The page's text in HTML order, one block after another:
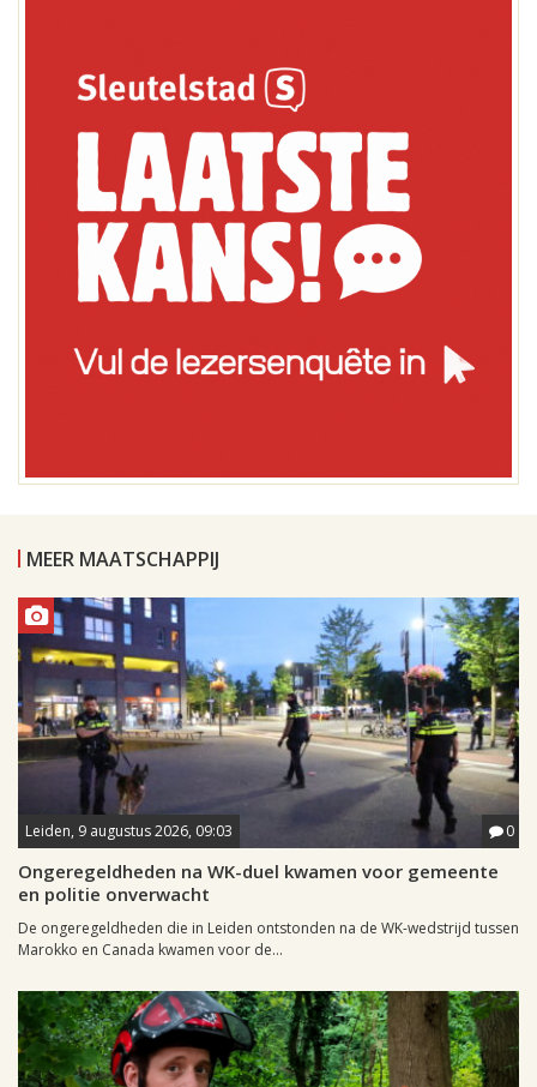
MEER MAATSCHAPPIJ
Leiden, 9 augustus 2026, 09:03 0
Ongeregeldheden na WK-duel kwamen voor gemeente
en politie onverwacht
De ongeregeldheden die in Leiden ontstonden na de WK-wedstrijd tussen
Marokko en Canada kwamen voor de...